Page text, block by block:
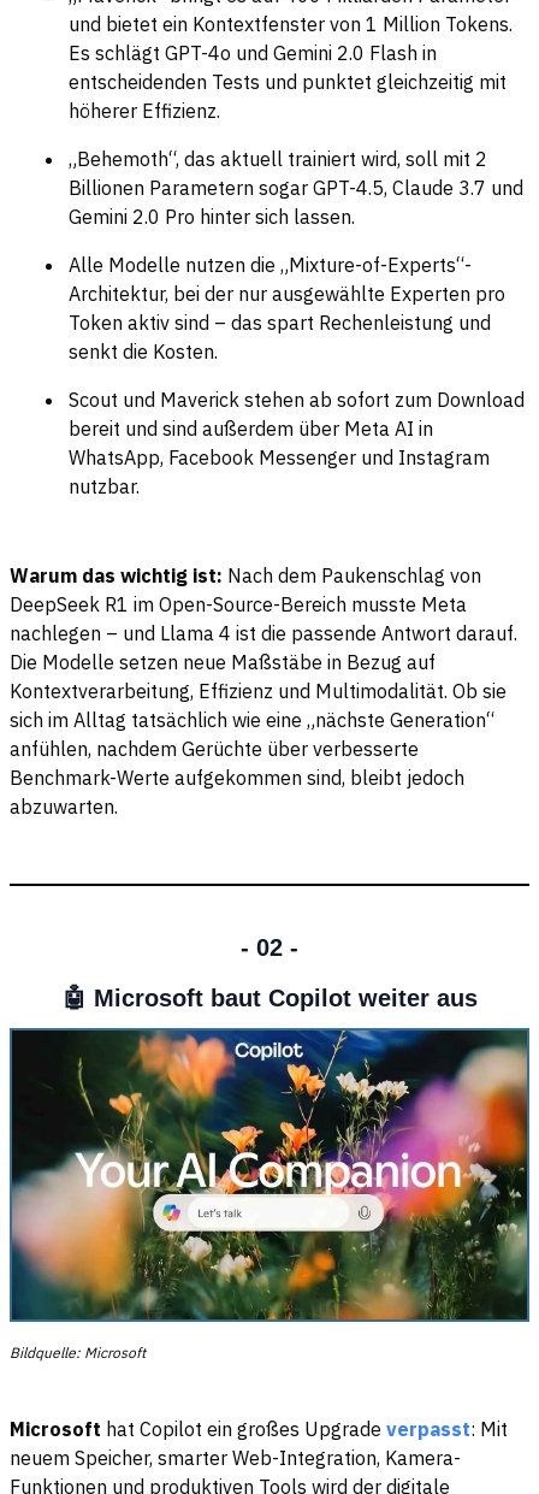
und bietet ein Kontextfenster von 1 Million Tokens.
Es schlägt GPT-4o und Gemini 2.0 Flash in
entscheidenden Tests und punktet gleichzeitig mit
höherer Effizienz.
„Behemoth“, das aktuell trainiert wird, soll mit 2
Billionen Parametern sogar GPT-4.5, Claude 3.7 und
Gemini 2.0 Pro hinter sich lassen.
Alle Modelle nutzen die „Mixture-of-Experts“-
Architektur, bei der nur ausgewählte Experten pro
Token aktiv sind – das spart Rechenleistung und
senkt die Kosten.
Scout und Maverick stehen ab sofort zum Download
bereit und sind außerdem über Meta AI in
WhatsApp, Facebook Messenger und Instagram
nutzbar.
Warum das wichtig ist: Nach dem Paukenschlag von
DeepSeek R1 im Open-Source-Bereich musste Meta
nachlegen – und Llama 4 ist die passende Antwort darauf.
Die Modelle setzen neue Maßstäbe in Bezug auf
Kontextverarbeitung, Effizienz und Multimodalität. Ob sie
sich im Alltag tatsächlich wie eine „nächste Generation“
anfühlen, nachdem Gerüchte über verbesserte
Benchmark-Werte aufgekommen sind, bleibt jedoch
abzuwarten.
- 02 -
🤖 Microsoft baut Copilot weiter aus
Bildquelle: Microsoft
Microsoft hat Copilot ein großes Upgrade verpasst: Mit
neuem Speicher, smarter Web-Integration, Kamera-
Funktionen und produktiven Tools wird der digitale